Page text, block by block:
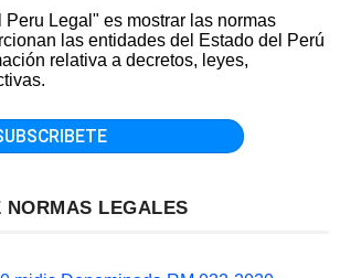
Peru Legal" es mostrar las normas
las entidades del Estado del Perú
relativa a decretos, leyes,
NORMAS LEGALES